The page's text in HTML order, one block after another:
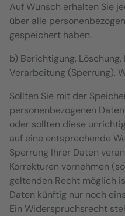
Auf Wunsch erhalten Sie
über alle
gespeichert haben.
b) Berichtigung,
Verarbeitung (Sperrung),
Sollten Sie mit der
personenbezogenen
oder sollten diese
auf eine entsprechende
Sperrung Ihrer Daten
Korrekturen vornehmen
geltenden Recht möglich
Daten künftig nur noch
Ein Widerspruchsrecht